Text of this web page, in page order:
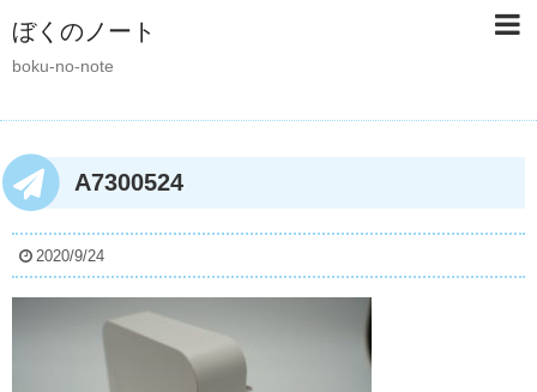
ぼくのノート
boku-no-note
A7300524
2020/9/24